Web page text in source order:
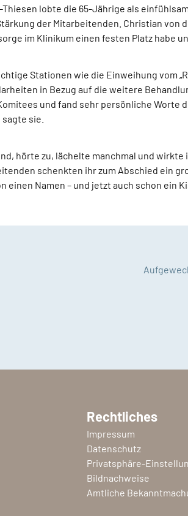
lobte die 65-Jährige als
der Mitarbeitenden. Christian von
im Klinikum einen festen Platz habe
Stationen wie die Einweihung vom
in Bezug auf die weitere
und fand sehr persönliche Worte
sie.
hörte zu, lächelte manchmal und wirkte
schenkten ihr zum Abschied ein
Namen – und jetzt auch schon ein
Rechtliches
Impressum
Datenschutz
Privatsphäre-
Bildnachweise
Amtliche